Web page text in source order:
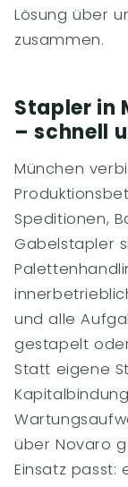
Lösung über
zusammen.
Stapler in
– schnell
München
Speditionen,
Gabelstapler
und alle
gestapelt
Statt eigene
über Novaro
Einsatz passt: